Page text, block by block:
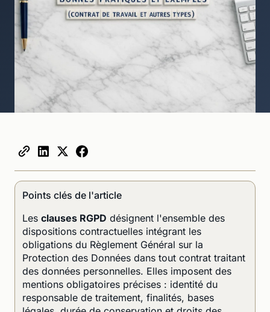
Points clés de l'article
Les clauses RGPD désignent l'ensemble des
dispositions contractuelles intégrant les
obligations du Règlement Général sur la
Protection des Données dans tout contrat traitant
des données personnelles. Elles imposent des
mentions obligatoires précises : identité du
responsable de traitement, finalités, bases